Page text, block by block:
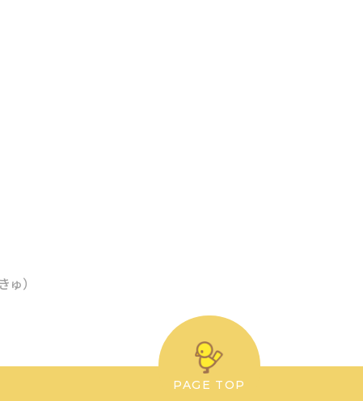
）
PAGE TOP